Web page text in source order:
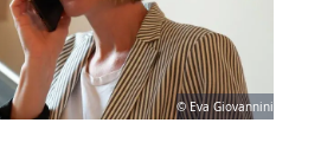
© Eva Giovannini